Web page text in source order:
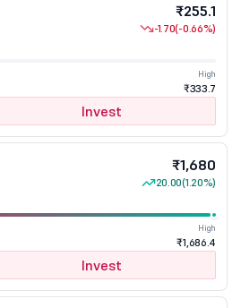
₹255.1
-1.70(-0.66%)
High
₹333.7
Invest
₹1,680
20.00(1.20%)
High
₹1,686.4
Invest